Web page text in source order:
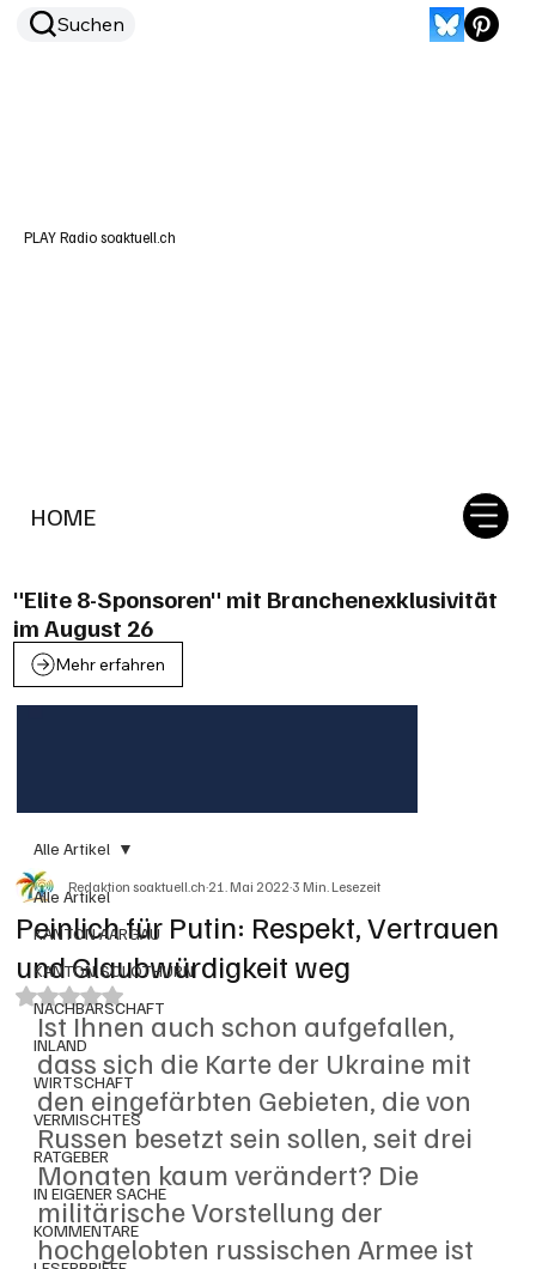
HOME
Suchen
PLAY Radio soaktuell.ch
"Elite 8-Sponsoren" mit Branchenexklusivität
im August 26
Mehr erfahren
Alle Artikel
KANTON AARGAU
KANTON SOLOTHURN
NACHBARSCHAFT
INLAND
WIRTSCHAFT
VERMISCHTES
RATGEBER
IN EIGENER SACHE
KOMMENTARE
Alle Artikel
Peinlich für Putin: Respekt, Vertrauen
und Glaubwürdigkeit weg
Redaktion soaktuell.ch21. Mai 20223 Min. Lesezeit
Mit NaN von 5 Sternen bewertet.
Ist Ihnen auch schon aufgefallen,
dass sich die Karte der Ukraine mit
den eingefärbten Gebieten, die von
Russen besetzt sein sollen, seit drei
Monaten kaum verändert? Die
militärische Vorstellung der
hochgelobten russischen Armee ist